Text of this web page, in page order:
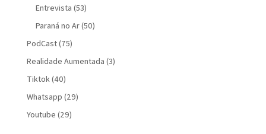
Entrevista (53)
Paraná no Ar(50)
PodCast(75)
Realidade Aumentada (3)
Tiktok(40)
Whatsapp (29)
Youtube (29)